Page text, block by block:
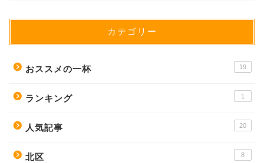
カテゴリー
おススメの一杯 19
ランキング 1
人気記事 20
北区 8